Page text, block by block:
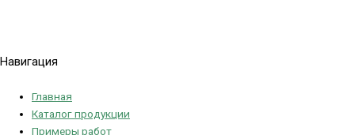
Навигация
Главная
Каталог продукции
Примеры работ